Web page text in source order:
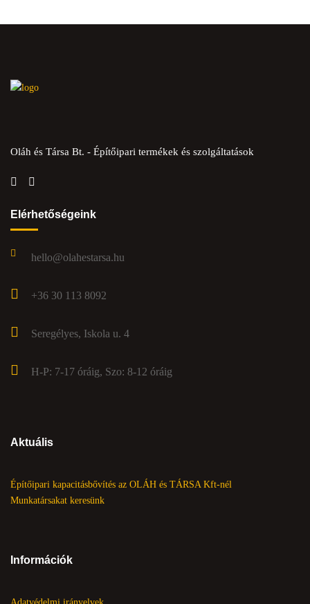
Oláh és Társa Bt. - Építőipari termékek és szolgáltatások
Elérhetőségeink
hello@olahestarsa.hu
+36 30 113 8092
Seregélyes, Iskola u. 4
H-P: 7-17 óráig, Szo: 8-12 óráig
Aktuális
Építőipari kapacitásbővítés az OLÁH és TÁRSA Kft-nél
Munkatársakat keresünk
Információk